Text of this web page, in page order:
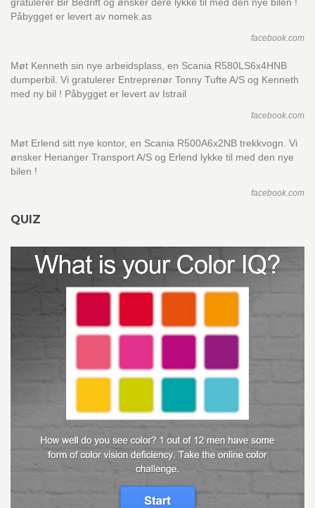
Påbygget er levert av nomek.as
facebook.com
Møt Kenneth sin nye arbeidsplass, en Scania R580LS6x4HNB
dumperbil. Vi gratulerer Entreprenør Tonny Tufte A/S og Kenneth
med ny bil ! Påbygget er levert av Istrail
facebook.com
Møt Erlend sitt nye kontor, en Scania R500A6x2NB trekkvogn. Vi
ønsker Henanger Transport A/S og Erlend lykke til med den nye
bilen !
facebook.com
QUIZ